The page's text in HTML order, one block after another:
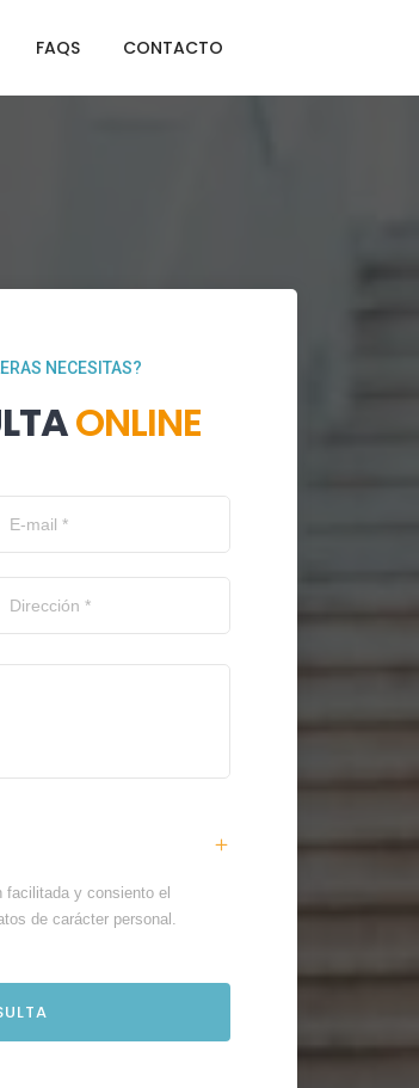
FAQS CONTACTO
NECESITAS?
ONLINE
facilitada y consiento el
de carácter personal.